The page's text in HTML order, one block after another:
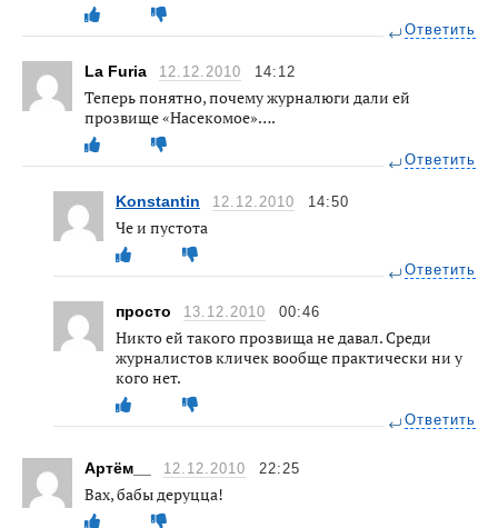
Ответить
La Furia 12.12.2010 14:12
Теперь понятно, почему журналюги дали ей
прозвище «Насекомое»….
Ответить
Konstantin 12.12.2010 14:50
Че и пустота
Ответить
просто 13.12.2010 00:46
Никто ей такого прозвища не давал. Среди
журналистов кличек вообще практически ни у
кого нет.
Ответить
Артём__ 12.12.2010 22:25
Вах, бабы деруцца!